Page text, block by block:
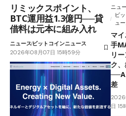
リミックスポイント、
BTC運用益1.3億円──貸
借料は元本に組み入れ
ニュースビットコインニュース
2026年08月07日 15時59分
ニュ
ビ
ュ
マ
手
リ
ク
差
2026
日 15